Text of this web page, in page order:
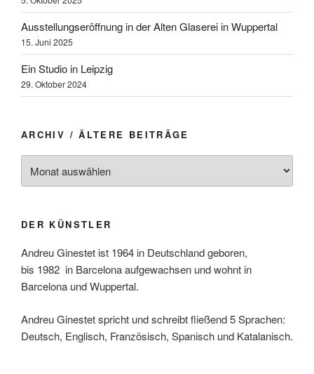
Ausstellungseröffnung in der Alten Glaserei in Wuppertal
15. Juni 2025
Ein Studio in Leipzig
29. Oktober 2024
ARCHIV / ÄLTERE BEITRÄGE
DER KÜNSTLER
Andreu Ginestet ist 1964 in Deutschland geboren,
bis 1982 in Barcelonaaufgewachsen und wohnt in
Barcelona und Wuppertal.
Andreu Ginestet spricht und schreibt fließend 5 Sprachen:
Deutsch, Englisch, Französisch, Spanisch und Katalanisch.